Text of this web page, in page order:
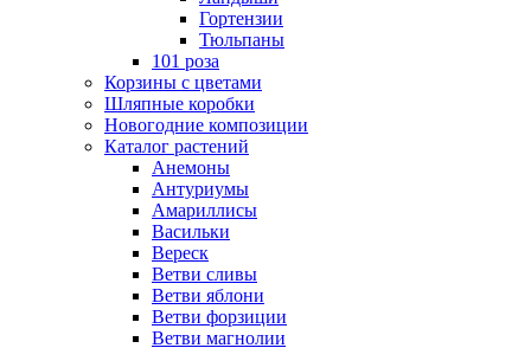
Гортензии
Тюльпаны
101 роза
Корзины с цветами
Шляпные коробки
Новогодние композиции
Каталог растений
Анемоны
Антуриумы
Амариллисы
Васильки
Вереск
Ветви сливы
Ветви яблони
Ветви форзиции
Ветви магнолии